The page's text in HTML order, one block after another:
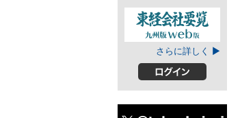
東経会社要覧web
さらに詳しく ▶
ログイン